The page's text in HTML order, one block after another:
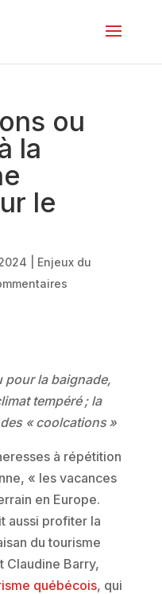
ou
la
le
Enjeux du
pour la baignade,
tempéré ; la
« coolcations »
à répétition
« les vacances
en Europe.
aussi profiter la
du tourisme
Claudine Barry,
québécois, qui